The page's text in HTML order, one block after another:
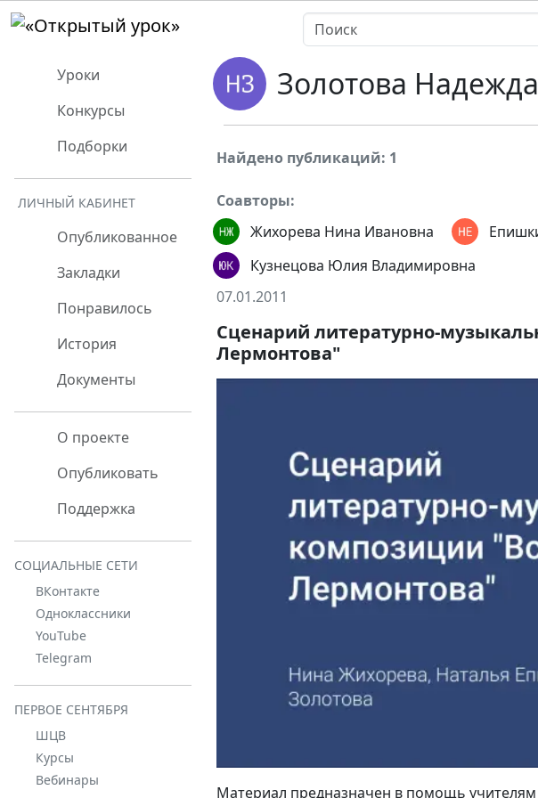
Уроки
Конкурсы
Подборки
ЛИЧНЫЙ КАБИНЕТ
Опубликованное
Закладки
Понравилось
История
Документы
О проекте
Опубликовать
Поддержка
СОЦИАЛЬНЫЕ СЕТИ
ВКонтакте
Одноклассники
YouTube
Telegram
ПЕРВОЕ СЕНТЯБРЯ
ШЦВ
Курсы
Вебинары
Золотова
Найдено публикаций: 1
Соавторы:
Жихорева Нина Ивановна
Кузнецова Юлия Владимировна
07.01.2011
Сценарий литературно-
Лермонтова"
Материал предназначен в помощь